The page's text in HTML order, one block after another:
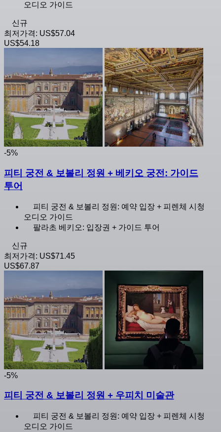
오디오 가이드
신규
최저가격: US$57.04
US$54.18
-5%
피티 궁전 & 보볼리 정원 + 베키오 궁전: 가이드
투어
피티 궁전 & 보볼리 정원: 예약 입장 + 피렌체 시청
오디오 가이드
팔라초 베키오: 입장권 + 가이드 투어
신규
최저가격: US$71.45
US$67.87
-5%
피티 궁전 & 보볼리 정원 + 우피치 미술관
피티 궁전 & 보볼리 정원: 예약 입장 + 피렌체 시청
오디오 가이드